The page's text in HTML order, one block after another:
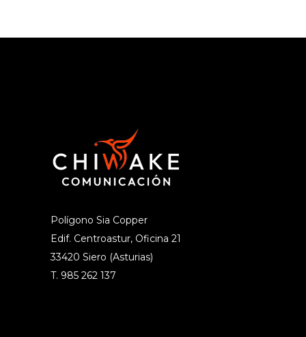
Polígono Sia Copper
Edif. Centroastur, Oficina 21
33420 Siero (Asturias)
T. 985 262 137